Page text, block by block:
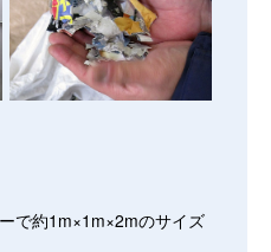
で約1m×1m×2mのサイズ